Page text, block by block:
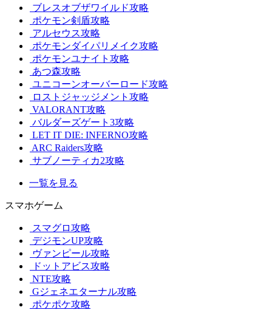
ブレスオブザワイルド攻略
ポケモン剣盾攻略
アルセウス攻略
ポケモンダイパリメイク攻略
ポケモンユナイト攻略
あつ森攻略
ユニコーンオーバーロード攻略
ロストジャッジメント攻略
VALORANT攻略
バルダーズゲート3攻略
LET IT DIE: INFERNO攻略
ARC Raiders攻略
サブノーティカ2攻略
一覧を見る
スマホゲーム
スマグロ攻略
デジモンUP攻略
ヴァンピール攻略
ドットアビス攻略
NTE攻略
Gジェネエターナル攻略
ポケポケ攻略